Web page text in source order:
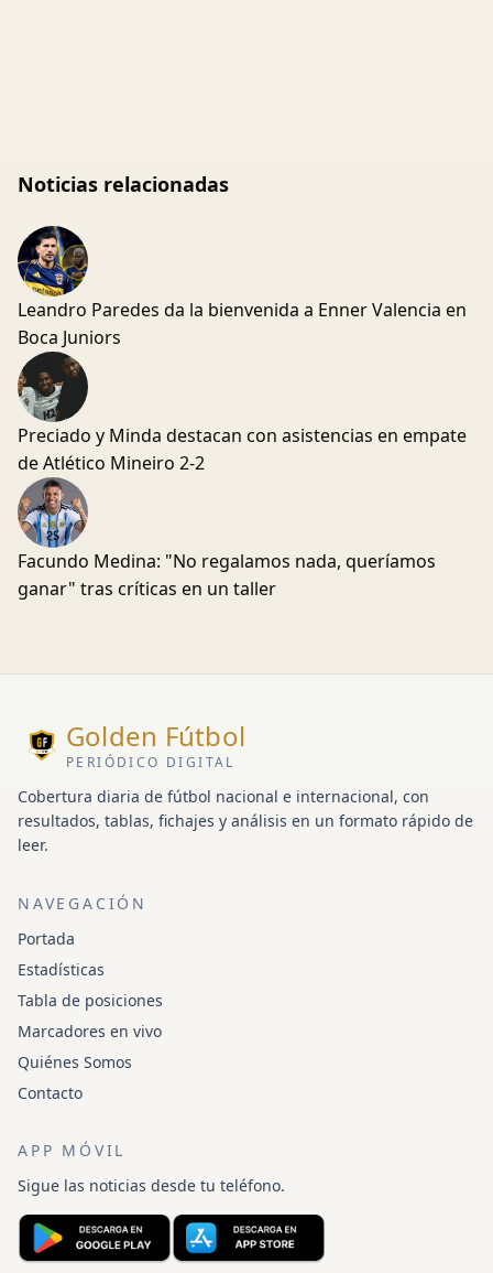
Noticias relacionadas
Leandro Paredes da la bienvenida a Enner Valencia en
Boca Juniors
Preciado y Minda destacan con asistencias en empate
de Atlético Mineiro 2-2
Facundo Medina: "No regalamos nada, queríamos
ganar" tras críticas en un taller
Golden Fútbol
PERIÓDICO DIGITAL
Cobertura diaria de fútbol nacional e internacional, con
resultados, tablas, fichajes y análisis en un formato rápido de
leer.
NAVEGACIÓN
Portada
Estadísticas
Tabla de posiciones
Marcadores en vivo
Quiénes Somos
Contacto
APP MÓVIL
Sigue las noticias desde tu teléfono.